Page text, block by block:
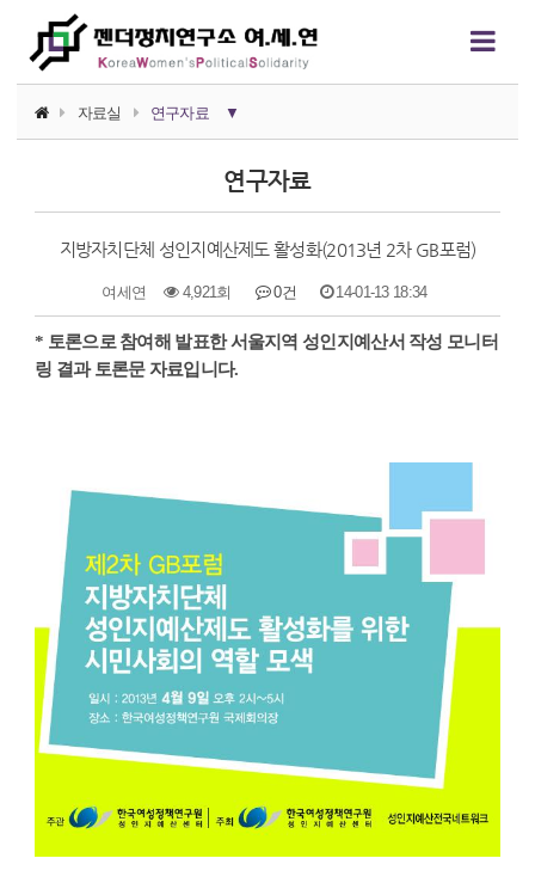
자료실 연구자료 ▼
논평/성명
언론보도
행사자료
영상자료
연구자료
지방자치단체 성인지예산제도 활성화(2013년 2차 GB포럼)
여세연 4,921회 0건 14-01-13 18:34
본문
* 토론으로 참여해 발표한 서울지역 성인지예산서 작성 모니터
링 결과 토론문 자료입니다.